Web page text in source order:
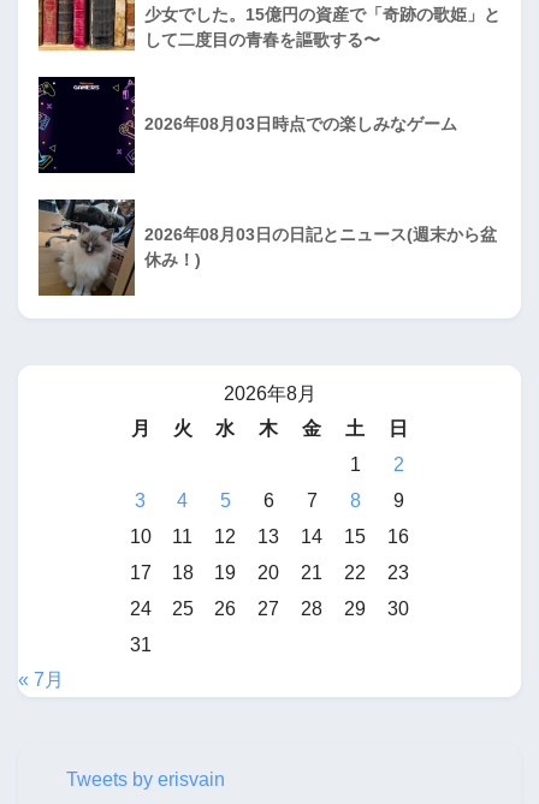
少女でした。15億円の資産で「奇跡の歌姫」と
して二度目の青春を謳歌する〜
2026年08月03日時点での楽しみなゲーム
2026年08月03日の日記とニュース(週末から盆
休み！)
2026年8月
月
火 水 木 金 土
日
1
2
3
4 5 6 7 8
9
10
11 12 13 14 15
16
17
18 19 20 21 22
23
24
25 26 27 28 29
30
31
« 7月
Tweets by erisvain